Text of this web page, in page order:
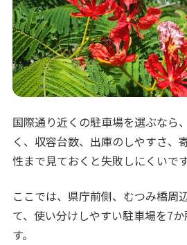
国際通り近くの駐車場を選ぶなら
く、収容台数、出庫のしやすさ、
性まで見ておくと失敗しにくいです
ここでは、県庁前側、むつみ橋周
て、使い分けしやすい駐車場を7
す。